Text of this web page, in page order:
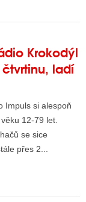
Krokodýl
ladí
Impuls si alespoň
12-79 let.
se sice
přes 2...